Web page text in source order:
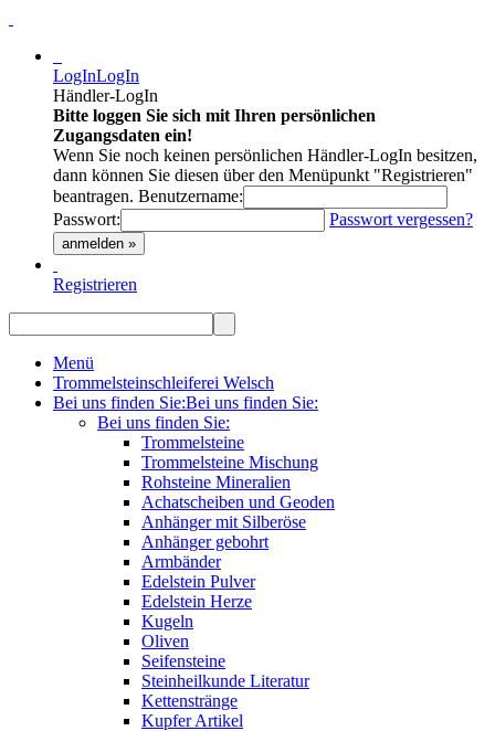
LogInLogIn
Händler-LogIn
Bitte loggen Sie sich mit Ihren persönlichen
Zugangsdaten ein!
Wenn Sie noch keinen persönlichen Händler-LogIn besitzen,
dann können Sie diesen über den Menüpunkt "Registrieren"
beantragen. Benutzername:
Passwort:
Passwort vergessen?
anmelden »
Registrieren
Menü
Trommelsteinschleiferei Welsch
Bei uns finden Sie:Bei uns finden Sie:
Bei uns finden Sie:
Trommelsteine
Trommelsteine Mischung
Rohsteine Mineralien
Achatscheiben und Geoden
Anhänger mit Silberöse
Anhänger gebohrt
Armbänder
Edelstein Pulver
Edelstein Herze
Kugeln
Oliven
Seifensteine
Steinheilkunde Literatur
Kettenstränge
Kupfer Artikel